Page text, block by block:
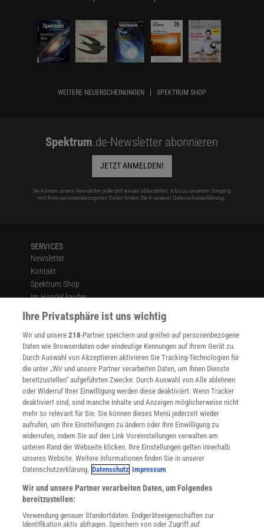
WEITERE NEUERSCHEINUNGEN SPEKTRUM SHOP
Spektrum.de-Newsletter abonnieren
JETZT ANMELDEN!
Sie können unsere Newsletter jederzeit wieder abbestellen. Infos zu unserem Umgang
mit Ihren personenbezogenen Daten finden Sie in unserer Datenschutzerklärung.
SERVICES
Newsletter
Kontakt
Spektrum Shop
Im Handel kaufen
Presse
Verträge kündigen
Widerruf
INFO
Mediadaten
Datenschutz
Nutzungsbedingungen
Cookie-Einstellungen
Utiq verwalten
Nutzungsbasierte Onlinewerbung
Alle Artikel
Impressum
Angebote für Schulen
Angebote für Institutionen
Sprachen lernen mit Gymglish
Ihre Privatsphäre ist uns wichtig
Wir und unsere218-Partner speichern und greifen auf personenbezogene
Daten wie Browserdaten oder eindeutige Kennungen auf Ihrem Gerät zu.
Durch Auswahl von Akzeptieren aktivieren Sie Tracking-Technologien für
die unter „Wir und unsere Partner verarbeiten Daten, um Ihnen Dienste
bereitzustellen“ aufgeführten Zwecke. Durch Auswahl von Alle ablehnen
oder Widerruf Ihrer Einwilligung werden diese deaktiviert. Wenn Tracker
deaktiviert sind, sind manche Inhalte und Anzeigen möglicherweise nicht
mehr so relevant für Sie. Sie können dieses Menü jederzeit wieder
aufrufen, um Ihre Einstellungen zu ändern oder Ihre Einwilligung zu
widerrufen, indem Sie auf den Link Voreinstellungen verwalten am
unteren Rand der Webseite klicken. Ihre Einstellungen gelten innerhalb
unseres Website. Weitere Informationen finden Sie in unserer
Datenschutzerklärung. Datenschutz Impressum
Wir und unsere Partner verarbeiten Daten, um Folgendes
bereitzustellen:
Verwendung genauer Standortdaten. Endgeräteeigenschaften zur
Identifikation aktiv abfragen. Speichern von oder Zugriff auf